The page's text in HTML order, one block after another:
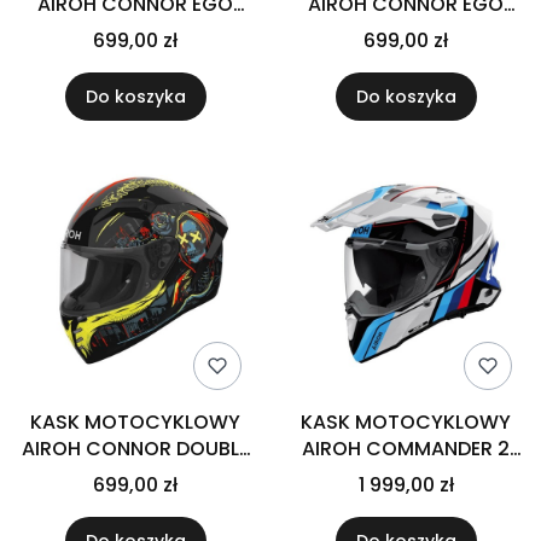
RED GLOSS
699,00 zł
Do koszyka
YELLOW GLOSS
699,00 zł
Do koszyka
KASK MOTOCYKLOWY
AIROH CONNOR DOUBLE
FACE GLOSS
699,00 zł
KASK MOTOCYKLOWY
AIROH COMMANDER 2
SKIP WHITE GLOSS
1 999,00 zł